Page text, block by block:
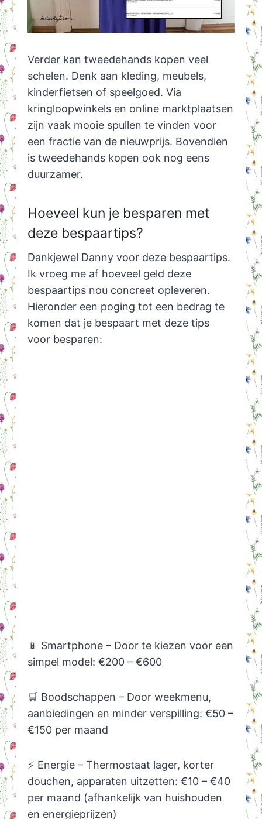
Verder kan tweedehands kopen veel
schelen. Denk aan kleding, meubels,
kinderfietsen of speelgoed. Via
kringloopwinkels en online marktplaatsen
zijn vaak mooie spullen te vinden voor
een fractie van de nieuwprijs. Bovendien
is tweedehands kopen ook nog eens
duurzamer.
Hoeveel kun je besparen met
deze bespaartips?
Dankjewel Danny voor deze bespaartips.
Ik vroeg me af hoeveel geld deze
bespaartips nou concreet opleveren.
Hieronder een poging tot een bedrag te
komen dat je bespaart met deze tips
voor besparen:
📱 Smartphone – Door te kiezen voor een
simpel model: €200 – €600
🛒 Boodschappen – Door weekmenu,
aanbiedingen en minder verspilling: €50 –
€150 per maand
⚡ Energie – Thermostaat lager, korter
douchen, apparaten uitzetten: €10 – €40
per maand (afhankelijk van huishouden
en energieprijzen)